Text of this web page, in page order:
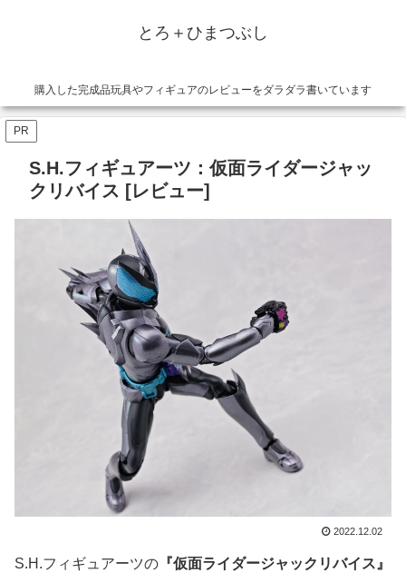
とろ＋ひまつぶし
購入した完成品玩具やフィギュアのレビューをダラダラ書いています
PR
S.H.フィギュアーツ：仮面ライダージャッ
クリバイス [レビュー]
2022.12.02
S.H.フィギュアーツの 『仮面ライダージャックリバイス』